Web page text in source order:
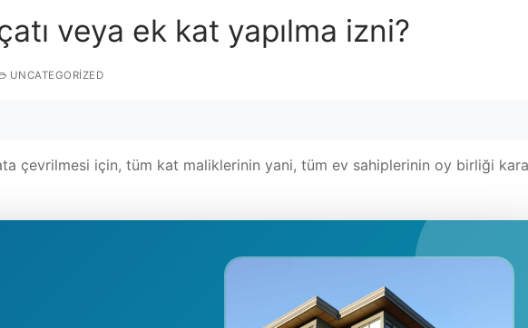
veya ek kat yapılma izni?
UNCATEGORIZED
çevrilmesi için, tüm kat maliklerinin yani, tüm ev sahiplerinin oy birliği